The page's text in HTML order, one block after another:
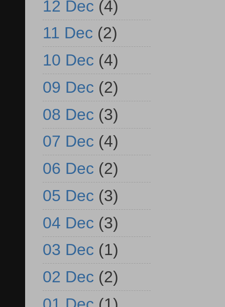
12 Dec (4)
11 Dec (2)
10 Dec (4)
09 Dec (2)
08 Dec (3)
07 Dec (4)
06 Dec (2)
05 Dec (3)
04 Dec (3)
03 Dec (1)
02 Dec (2)